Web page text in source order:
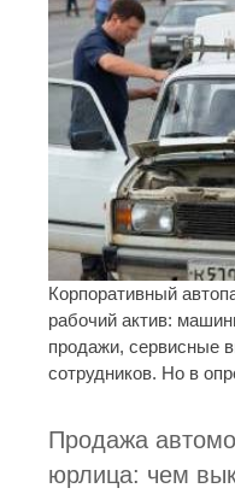
Корпоративный
рабочий актив:
продажи, сервисные
сотрудников. Но в
Продажа
юрлица: чем